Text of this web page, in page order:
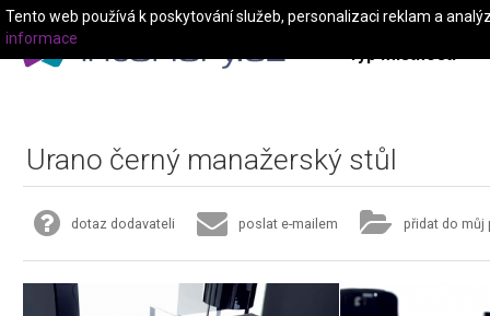
Typ místnosti
Urano černý manažerský stůl
dotaz dodavateli poslat e-mailem přidat do můj
Tento web používá k poskytování služeb, personalizaci reklam a
informace